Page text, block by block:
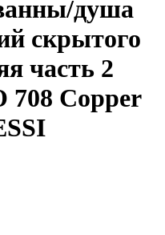
душа
скрытого
часть 2
708 Copper